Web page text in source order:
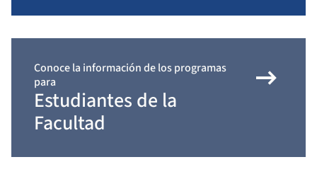
Conoce la información de los programas
para
Estudiantes de la
Facultad
arrow_right_alt